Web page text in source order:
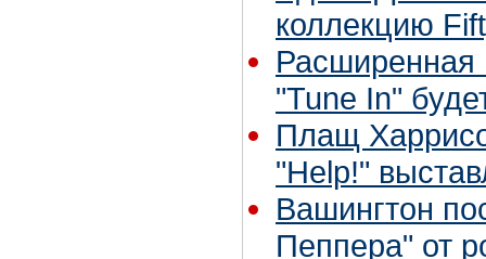
коллекцию
Расширенная
"Tune In"
Плащ
"Help!"
Вашингтон
Пеппера" от